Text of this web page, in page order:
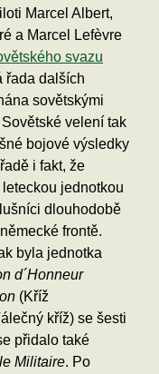
Marcel Albert,
a Marcel Lefèvre
svazu
řada dalších
sovětskými
velení tak
bojové výsledky
i fakt, že
jednotkou
dlouhodobě
frontě.
byla jednotka
d´Honneur
(Kříž
kříž) se šesti
přidalo také
Militaire. Po